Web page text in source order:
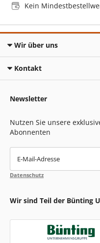
Kein
Wir über uns
Kontakt
Newsletter
Nutzen Sie unsere
Abonnenten
E-Mail-Adresse
Datenschutz
Wir sind Teil der Bünting